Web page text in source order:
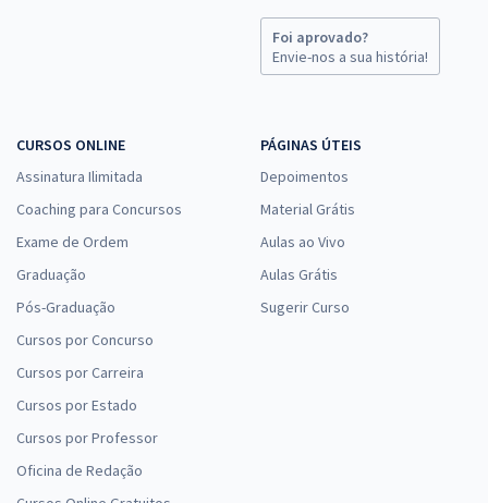
Foi aprovado?
Envie-nos a sua história!
CURSOS ONLINE
Assinatura Ilimitada
Coaching para Concursos
Exame de Ordem
Graduação
Pós-Graduação
Cursos por Concurso
Cursos por Carreira
Cursos por Estado
Cursos por Professor
Oficina de Redação
PÁGINAS ÚTEIS
Depoimentos
Material Grátis
Aulas ao Vivo
Aulas Grátis
Sugerir Curso